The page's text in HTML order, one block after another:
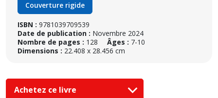
Couverture rigide
ISBN : 9781039709539
Date de publication : Novembre 2024
Nombre de pages : 128 Âges : 7-10
Dimensions : 22.408 x 28.456 cm
Achetez ce livre